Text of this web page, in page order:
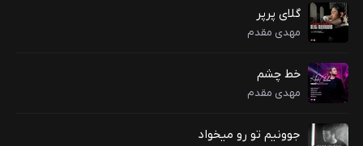
گلای پرپر
مهدی مقدم
خط چشم
مهدی مقدم
جوونیم تو رو میخواد